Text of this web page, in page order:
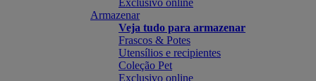
Exclusivo online
Armazenar
Veja tudo para armazenar
Frascos & Potes
Utensílios e recipientes
Coleção Pet
Exclusivo online